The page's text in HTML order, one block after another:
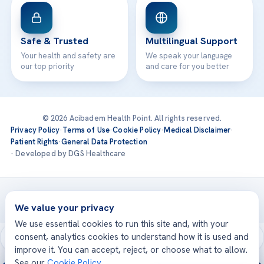
Safe & Trusted
Your health and safety are
our top priority
Multilingual Support
We speak your language
and care for you better
© 2026 Acibadem Health Point. All rights reserved.
Privacy Policy·Terms of Use·Cookie Policy·Medical Disclaimer·
Patient Rights·General Data Protection
· Developed by DGS Healthcare
Treatments are delivered at our JCI-accredited hospitals —
Acıbadem International
We value your privacy
We use essential cookies to run this site and, with your
consent, analytics cookies to understand how it is used and
improve it. You can accept, reject, or choose what to allow.